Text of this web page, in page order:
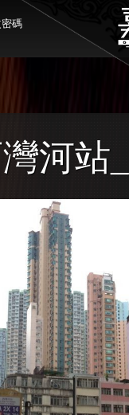
碼
河站